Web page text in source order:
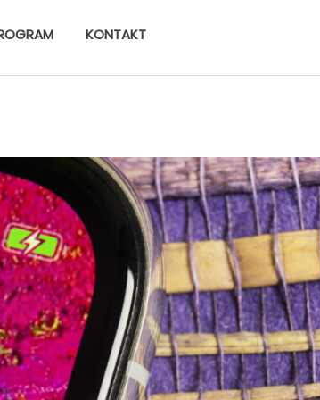
KONTAKT